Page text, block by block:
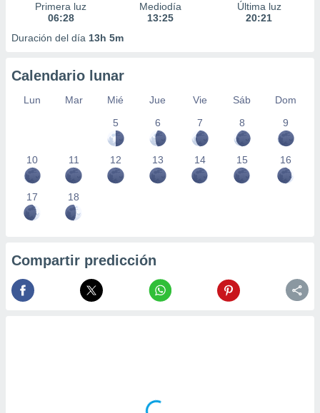
Primera luz
06:28
Mediodía
13:25
Última luz
20:21
Duración del día 13h 5m
Calendario lunar
Lun Mar Mié Jue Vie Sáb
Dom
5
6 7 8 9
10 11 12 13 14 15 16
17 18
Compartir predicción